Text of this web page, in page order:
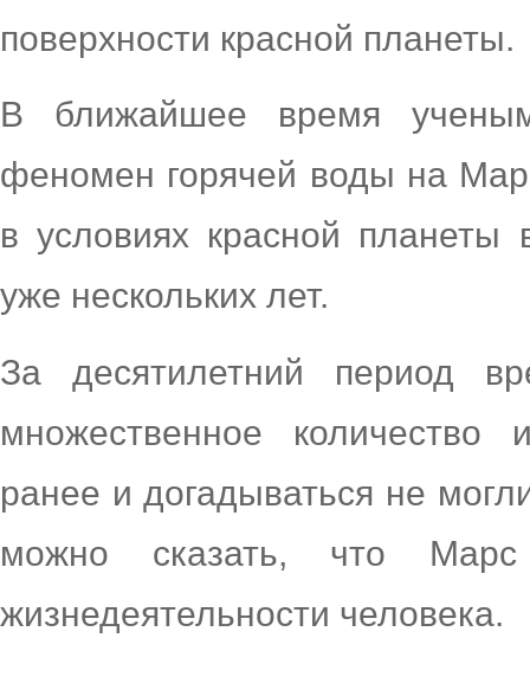
поверхности красной планеты.
В ближайшее время
феномен горячей воды на
в условиях красной планеты
уже нескольких лет.
За десятилетний период
множественное
ранее и догадываться не
можно сказать, что
жизнедеятельности человека.